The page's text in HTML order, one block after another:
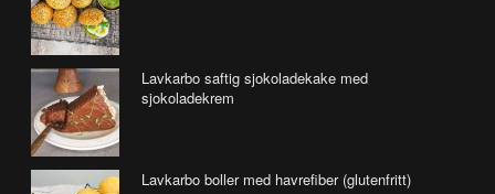
Lavkarbo saftig sjokoladekake med
sjokoladekrem
Lavkarbo boller med havrefiber (glutenfritt)